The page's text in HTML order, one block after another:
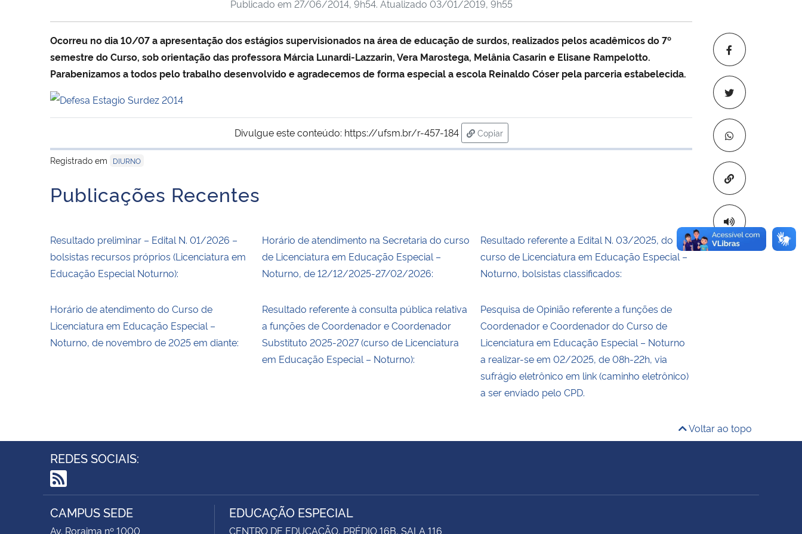
Copiar para
Publicado em 27/06/2014, 9h54. Atualizado 03/01/2019, 9h55
Ocorreu no dia 10/07 a apresentação dos estágios supervisionados na área de educação de surdos, realizados pelos acadêmicos do 7º
semestre do Curso, sob orientação das professora Márcia Lunardi-Lazzarin, Vera Marostega, Melânia Casarin e Elisane Rampelotto.
Parabenizamos a todos pelo trabalho desenvolvido e agradecemos de forma especial a escola Reinaldo Cóser pela parceria estabelecida.
Divulgue este conteúdo: https://ufsm.br/r-457-184
Copiar
para área de transferência
Registrado em
DIURNO
Publicações Recentes
Resultado preliminar – Edital N. 01/2026 –
bolsistas recursos próprios (Licenciatura em
Educação Especial Noturno):
Horário de atendimento na Secretaria do curso
de Licenciatura em Educação Especial –
Noturno, de 12/12/2025-27/02/2026:
Resultado referente a Edital N. 03/2025, do
curso de Licenciatura em Educação Especial –
Noturno, bolsistas classificados:
Horário de atendimento do Curso de
Licenciatura em Educação Especial –
Noturno, de novembro de 2025 em diante:
Resultado referente à consulta pública relativa
a funções de Coordenador e Coordenador
Substituto 2025-2027 (curso de Licenciatura
em Educação Especial – Noturno):
Pesquisa de Opinião referente a funções de
Coordenador e Coordenador do Curso de
Licenciatura em Educação Especial – Noturno
a realizar-se em 02/2025, de 08h-22h, via
sufrágio eletrônico em link (caminho eletrônico)
a ser enviado pelo CPD.
Voltar ao topo
REDES SOCIAIS:
RSS
CAMPUS SEDE
Av. Roraima nº 1000
EDUCAÇÃO ESPECIAL
CENTRO DE EDUCAÇÃO, PRÉDIO 16B, SALA 116